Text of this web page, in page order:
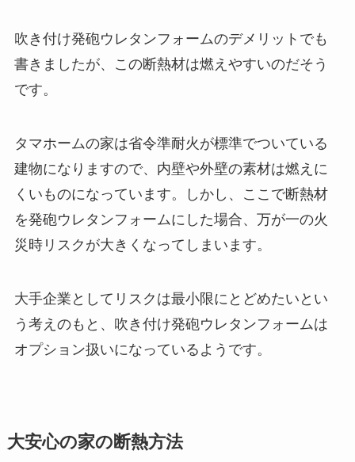
吹き付け発砲ウレタンフォームのデメリットでも
書きましたが、この断熱材は燃えやすいのだそう
です。
タマホームの家は省令準耐火が標準でついている
建物になりますので、内壁や外壁の素材は燃えに
くいものになっています。しかし、ここで断熱材
を発砲ウレタンフォームにした場合、万が一の火
災時リスクが大きくなってしまいます。
大手企業としてリスクは最小限にとどめたいとい
う考えのもと、吹き付け発砲ウレタンフォームは
オプション扱いになっているようです。
大安心の家の断熱方法